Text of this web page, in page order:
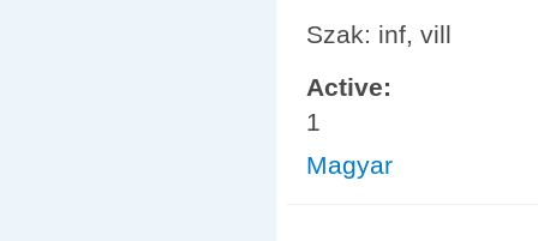
Szak: inf, vill
Active:
1
Magyar